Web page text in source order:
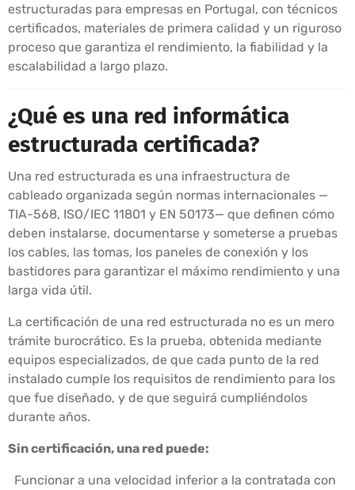
estructuradas para empresas en Portugal, con técnicos
certificados, materiales de primera calidad y un riguroso
proceso que garantiza el rendimiento, la fiabilidad y la
escalabilidad a largo plazo.
¿Qué es una red informática
estructurada certificada?
Una red estructurada es una infraestructura de
cableado organizada según normas internacionales —
TIA-568, ISO/IEC 11801 y EN 50173— que definen cómo
deben instalarse, documentarse y someterse a pruebas
los cables, las tomas, los paneles de conexión y los
bastidores para garantizar el máximo rendimiento y una
larga vida útil.
La certificación de una red estructurada no es un mero
trámite burocrático. Es la prueba, obtenida mediante
equipos especializados, de que cada punto de la red
instalado cumple los requisitos de rendimiento para los
que fue diseñado, y de que seguirá cumpliéndolos
durante años.
Sin certificación, una red puede:
Funcionar a una velocidad inferior a la contratada con